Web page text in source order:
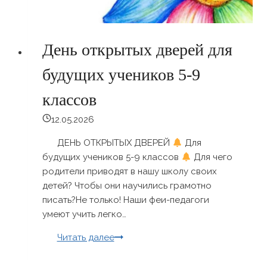
День открытых дверей для
будущих учеников 5-9
классов
12.05.2026
ДЕНЬ ОТКРЫТЫХ ДВЕРЕЙ
Для
будущих учеников 5-9 классов
Для чего
родители приводят в нашу школу своих
детей? Чтобы они научились грамотно
писать?Не только! Наши феи-педагоги
умеют учить легко…
Читать далее